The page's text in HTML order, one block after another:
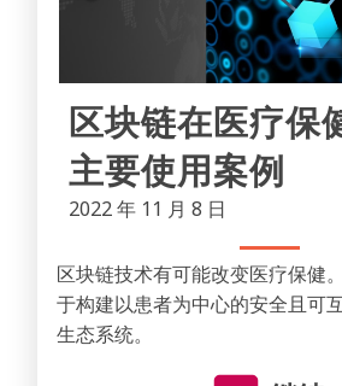
区块链在医疗保
主要使用案例
2022 年 11 月 8 日
区块链技术有可能改变医疗保健
于构建以患者为中心的安全且可
生态系统。